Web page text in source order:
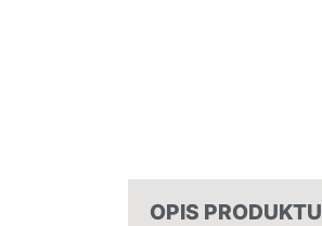
OPIS PRODUKTU